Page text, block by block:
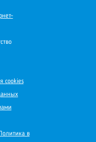
cookies
Политика в